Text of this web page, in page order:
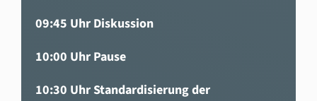
09:45 Uhr Diskussion
10:00 Uhr Pause
10:30 Uhr Standardisierung der